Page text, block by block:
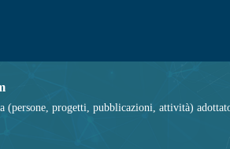
(persone, progetti, pubblicazioni, attività)